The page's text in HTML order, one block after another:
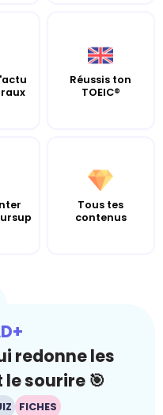
Réussis ton
TOEIC®
Tous tes
contenus
redonne les
sourire 🎯
FICHES